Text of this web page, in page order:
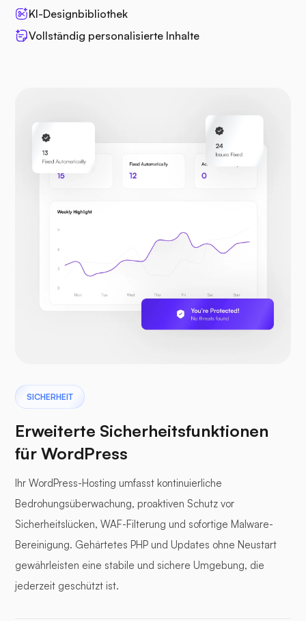
KI-Designbibliothek
Vollständig personalisierte Inhalte
SICHERHEIT
Erweiterte Sicherheitsfunktionen
für WordPress
Ihr WordPress-Hosting umfasst kontinuierliche
Bedrohungsüberwachung, proaktiven Schutz vor
Sicherheitslücken, WAF-Filterung und sofortige Malware-
Bereinigung. Gehärtetes PHP und Updates ohne Neustart
gewährleisten eine stabile und sichere Umgebung, die
jederzeit geschützt ist.